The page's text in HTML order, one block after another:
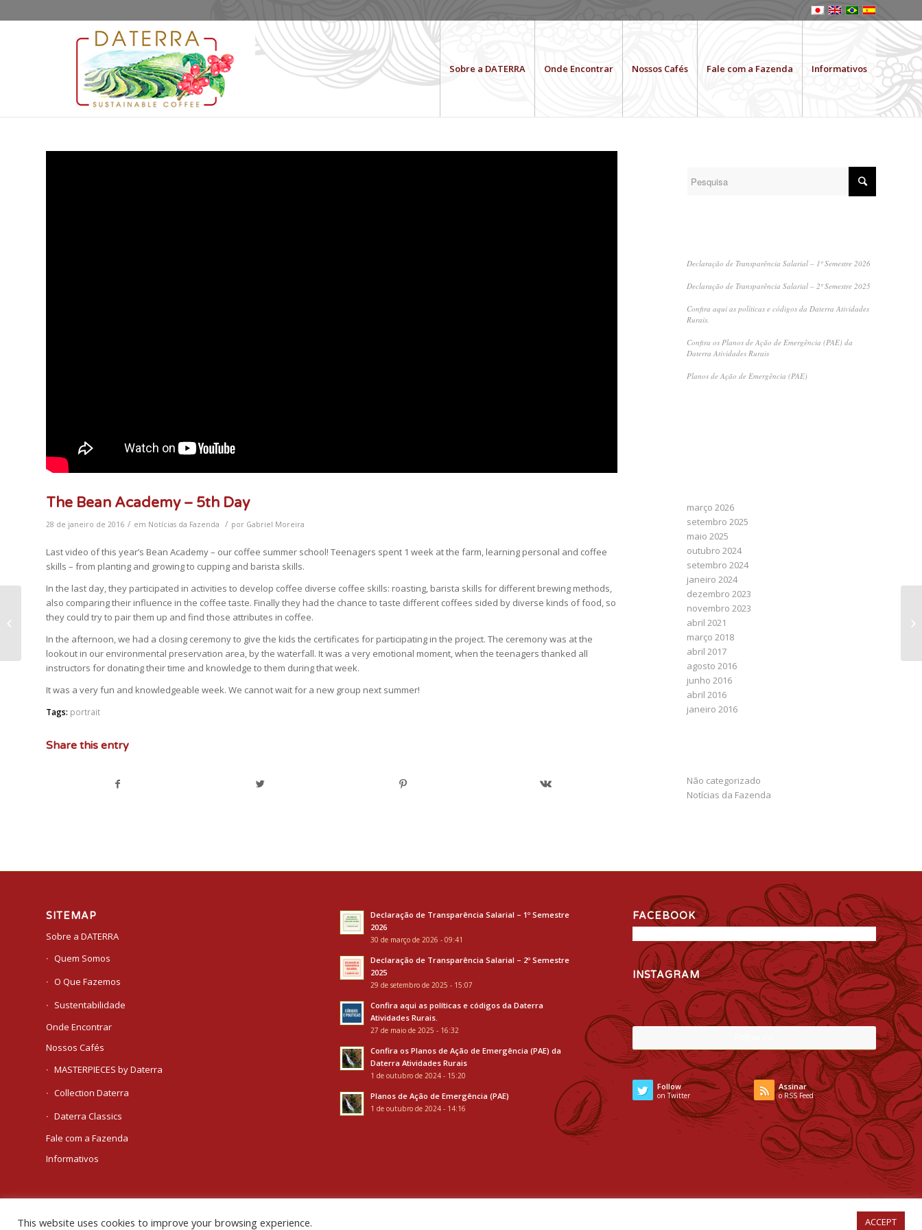
Sobre a DATERRA Onde Encontrar Nossos Cafés Fale com a Fazenda Informativos
The Bean Academy – 5th Day
28 de janeiro de 2016 / em Notícias da Fazenda / por Gabriel Moreira
Last video of this year’s Bean Academy – our coffee summer school! Teenagers spent 1 week at the farm, learning personal and coffee
skills – from planting and growing to cupping and barista skills.
In the last day, they participated in activities to develop coffee diverse coffee skills: roasting, barista skills for different brewing methods,
also comparing their influence in the coffee taste. Finally they had the chance to taste different coffees sided by diverse kinds of food, so
they could try to pair them up and find those attributes in coffee.
In the afternoon, we had a closing ceremony to give the kids the certificates for participating in the project. The ceremony was at the
lookout in our environmental preservation area, by the waterfall. It was a very emotional moment, when the teenagers thanked all
instructors for donating their time and knowledge to them during that week.
It was a very fun and knowledgeable week. We cannot wait for a new group next summer!
Tags: portrait
Share this entry
Declaração de Transparência Salarial – 1º Semestre 2026
Declaração de Transparência Salarial – 2º Semestre 2025
Confira aqui as políticas e códigos da Daterra Atividades
Rurais.
Confira os Planos de Ação de Emergência (PAE) da
Daterra Atividades Rurais
Planos de Ação de Emergência (PAE)
março 2026
setembro 2025
maio 2025
outubro 2024
setembro 2024
janeiro 2024
dezembro 2023
novembro 2023
abril 2021
março 2018
abril 2017
agosto 2016
junho 2016
abril 2016
janeiro 2016
Não categorizado
Notícias da Fazenda
SITEMAP
Sobre a DATERRA
Quem Somos
O Que Fazemos
Sustentabilidade
Onde Encontrar
Nossos Cafés
MASTERPIECES by Daterra
Collection Daterra
Daterra Classics
Fale com a Fazenda
Informativos
Declaração de Transparência Salarial – 1º Semestre
2026
30 de março de 2026 - 09:41
Declaração de Transparência Salarial – 2º Semestre
2025
29 de setembro de 2025 - 15:07
Confira aqui as políticas e códigos da Daterra
Atividades Rurais.
27 de maio de 2025 - 16:32
Confira os Planos de Ação de Emergência (PAE) da
Daterra Atividades Rurais
1 de outubro de 2024 - 15:20
Planos de Ação de Emergência (PAE)
1 de outubro de 2024 - 14:16
FACEBOOK
INSTAGRAM
Follow
on Twitter
Assinar
o RSS Feed
The Bean Academy â€“
This website uses cookies to improve your browsing experience. ACCEPT